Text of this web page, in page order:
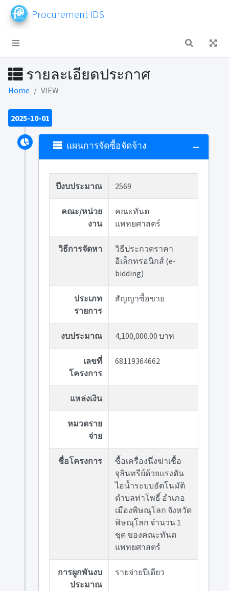
Procurement IDS
รายละเอียดประกาศ
Home VIEW
2025-10-01
แผนการจัดซื้อจัดจ้าง
ปีงบประมาณ 2569
คณะ/หน่วย
งาน
คณะทันต
แพทยศาสตร์
วิธีการจัดหา
วิธีประกวดราคา
อิเล็กทรอนิกส์ (e-
bidding)
ประเภท
รายการ
สัญญาซื้อขาย
งบประมาณ 4,100,000.00 บาท
เลขที่
โครงการ
68119364662
แหล่งเงิน
หมวดราย
จ่าย
ชื่อโครงการ
ซื้อเครื่องนึ่งฆ่าเชื้อ
จุลินทรีย์ด้วยแรงดัน
ไอน้ำระบบอัตโนมัติ
ตำบลท่าโพธิ์ อำเภอ
เมืองพิษณุโลก จังหวัด
พิษณุโลก จำนวน 1
ชุด ของคณะทันต
แพทยศาสตร์
การผูกพันงบ
ประมาณ
รายจ่ายปีเดียว